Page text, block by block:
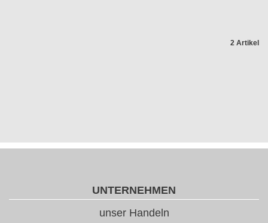
2 Artikel
UNTERNEHMEN
unser Handeln